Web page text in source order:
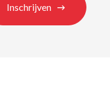
Inschrijven